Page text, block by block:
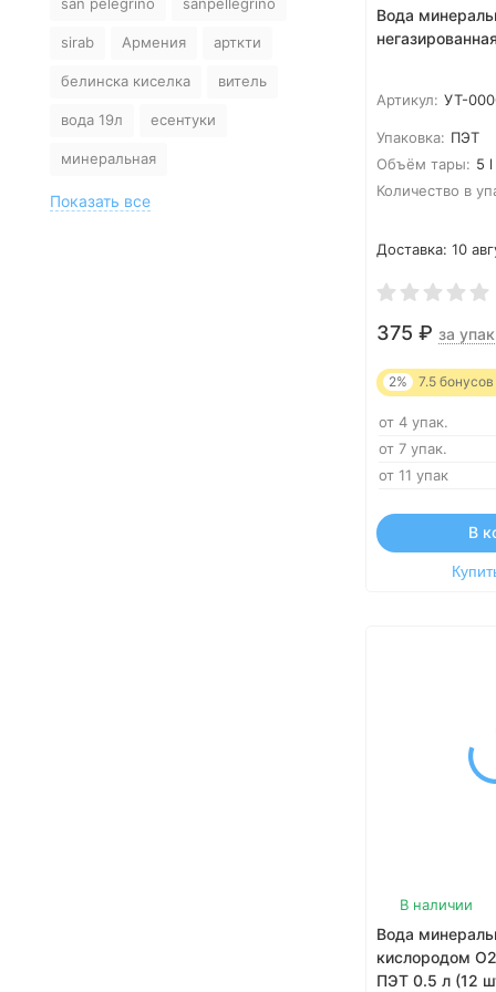
Вода
Артикул: УТ-
Упаковка: ПЭТ
Объём тары: 5 l
Количество в
Доставка: 10
375 ₽ за
2% 7.5 бонусов
от 4 упак.
от 7 упак.
от 11 упак
В
В наличии
Вода
кислородом
ПЭТ 0.5 л (12
маркировке, что является
нарушением требований пункта 10
безопасности упакованной питьевой
минеральную воду». В воде было
выявлено превышение содержания
сульфатов. Введение в заблуждение
sirab Армения арткти
белинска киселка витель
вода 19л есентуки
минеральная
Показать все